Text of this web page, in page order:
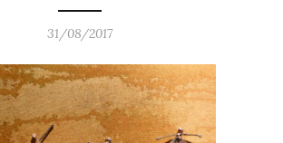
31/08/2017